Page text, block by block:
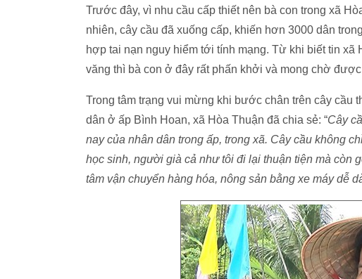
Trước đây, vì nhu cầu cấp thiết nên bà con trong xã
nhiên, cây cầu đã xuống cấp, khiến hơn 3000 dân
hợp tai nạn nguy hiểm tới tính mạng. Từ khi biết tin
văng thì bà con ở đây rất phấn khởi và mong chờ
Trong tâm trạng vui mừng khi bước chân trên cây
dân ở ấp Bình Hoan, xã Hòa Thuận đã chia sẻ: “Cây
nay của nhân dân trong ấp, trong xã. Cây cầu không
học sinh, người già cả như tôi đi lại thuận tiện mà còn
tâm vận chuyển hàng hóa, nông sản bằng xe máy dễ